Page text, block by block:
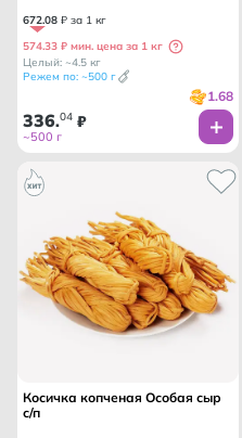
672.08 ₽ за 1 кг
574.33 ₽ мин. цена за 1 кг
Целый: ~4.5 кг
Режем по: ~500 г
1.68
336.04 ₽
~500 г
Косичка копченая Особая сыр
с/п